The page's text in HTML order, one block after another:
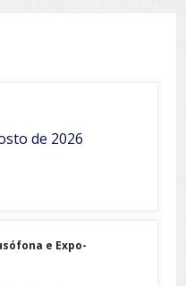
de 2026
e Expo-